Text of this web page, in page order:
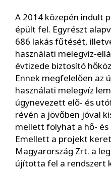
A 2014 közepén indult
épült fel. Egyrészt
686 lakás fűtését,
használati melegvíz-
évtizede biztosító
Ennek megfelelően az
használati melegvíz
úgynevezett elő- és
révén a jövőben jóval
mellett folyhat a hő-
Emellett a projekt
Magyarország Zrt. a
újította fel a rendszert